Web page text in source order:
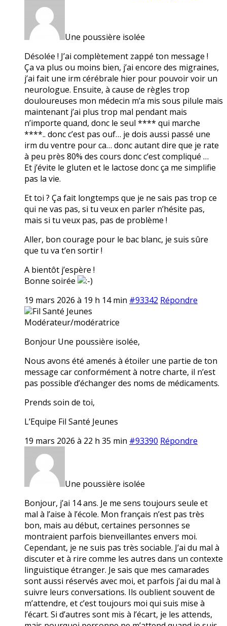
Une poussière isolée
Désolée ! J’ai complètement zappé ton message !
Ça va plus ou moins bien, j’ai encore des migraines,
j’ai fait une irm cérébrale hier pour pouvoir voir un
neurologue. Ensuite, à cause de règles trop
douloureuses mon médecin m’a mis sous pilule mais
maintenant j’ai plus trop mal pendant mais
n’importe quand, donc le seul **** qui marche
****.. donc c’est pas ouf… je dois aussi passé une
irm du ventre pour ca… donc autant dire que je rate
à peu près 80% des cours donc c’est compliqué …
Et j’évite le gluten et le lactose donc ça me simplifie
pas la vie.
Et toi ? Ça fait longtemps que je ne sais pas trop ce
qui ne vas pas, si tu veux en parler n’hésite pas,
mais si tu veux pas, pas de problème !
Aller, bon courage pour le bac blanc, je suis sûre
que tu va t’en sortir !
A bientôt j’espère !
Bonne soirée
19 mars 2026 à 19 h 14 min #93342 Répondre
Fil Santé Jeunes
Modérateur/modératrice
Bonjour Une poussière isolée,
Nous avons été amenés à étoiler une partie de ton
message car conformément à notre charte, il n’est
pas possible d’échanger des noms de médicaments.
Prends soin de toi,
L’Equipe Fil Santé Jeunes
19 mars 2026 à 22 h 35 min #93390 Répondre
Une poussière isolée
Bonjour, j’ai 14 ans. Je me sens toujours seule et
mal à l’aise à l’école. Mon français n’est pas très
bon, mais au début, certaines personnes se
montraient parfois bienveillantes envers moi.
Cependant, je ne suis pas très sociable. J’ai du mal à
discuter et à rire comme les autres dans un contexte
linguistique étranger. Je sais que mes camarades
sont aussi réservés avec moi, et parfois j’ai du mal à
suivre leurs conversations. Ils oublient souvent de
m’attendre, et c’est toujours moi qui suis mise à
l’écart. Si d’autres sont mis à l’écart, je les attends,